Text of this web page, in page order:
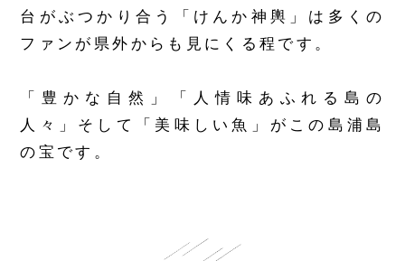
台がぶつかり合う「けんか神輿」は多くの
ファンが県外からも見にくる程です。
「豊かな自然」「人情味あふれる島の
人々」そして「美味しい魚」がこの島浦島
の宝です。